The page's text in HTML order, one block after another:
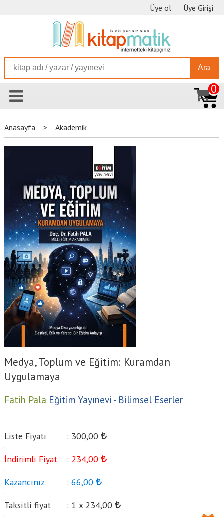
Üye ol Üye Girişi
Ara
0
Anasayfa > Akademik
Medya, Toplum ve Eğitim: Kuramdan
Uygulamaya
Fatih Pala Eğitim Yayınevi - Bilimsel Eserler
Liste Fiyatı : 300,00
İndirimli Fiyat : 234,00
Kazancınız : 66,00
Taksitli fiyat : 1 x 234,00